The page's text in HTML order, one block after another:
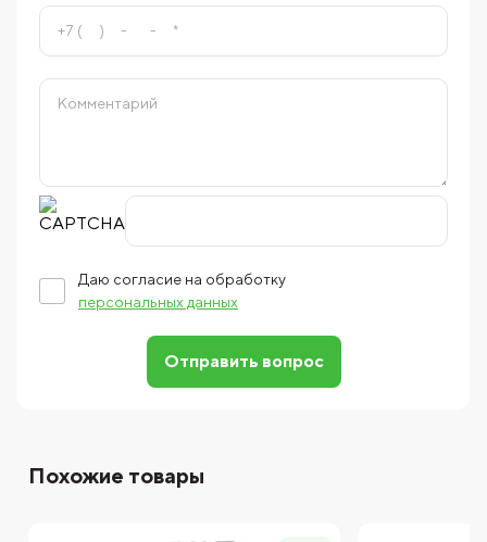
Даю согласие на обработку
персональных данных
Отправить вопрос
Похожие товары